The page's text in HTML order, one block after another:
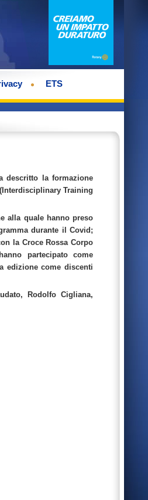
ETS
descritto la formazione
Training
alla quale hanno preso
durante il Covid;
la Croce Rossa Corpo
partecipato come
edizione come discenti
Rodolfo Cigliana,